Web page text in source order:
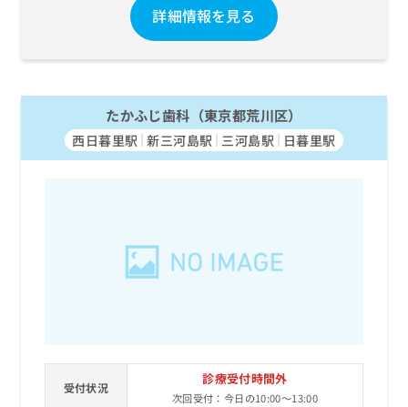
詳細情報を見る
たかふじ歯科（東京都荒川区）
西日暮里駅 新三河島駅 三河島駅 日暮里駅
受付状況
診療受付時間外
次回受付：今日の10:00～13:00